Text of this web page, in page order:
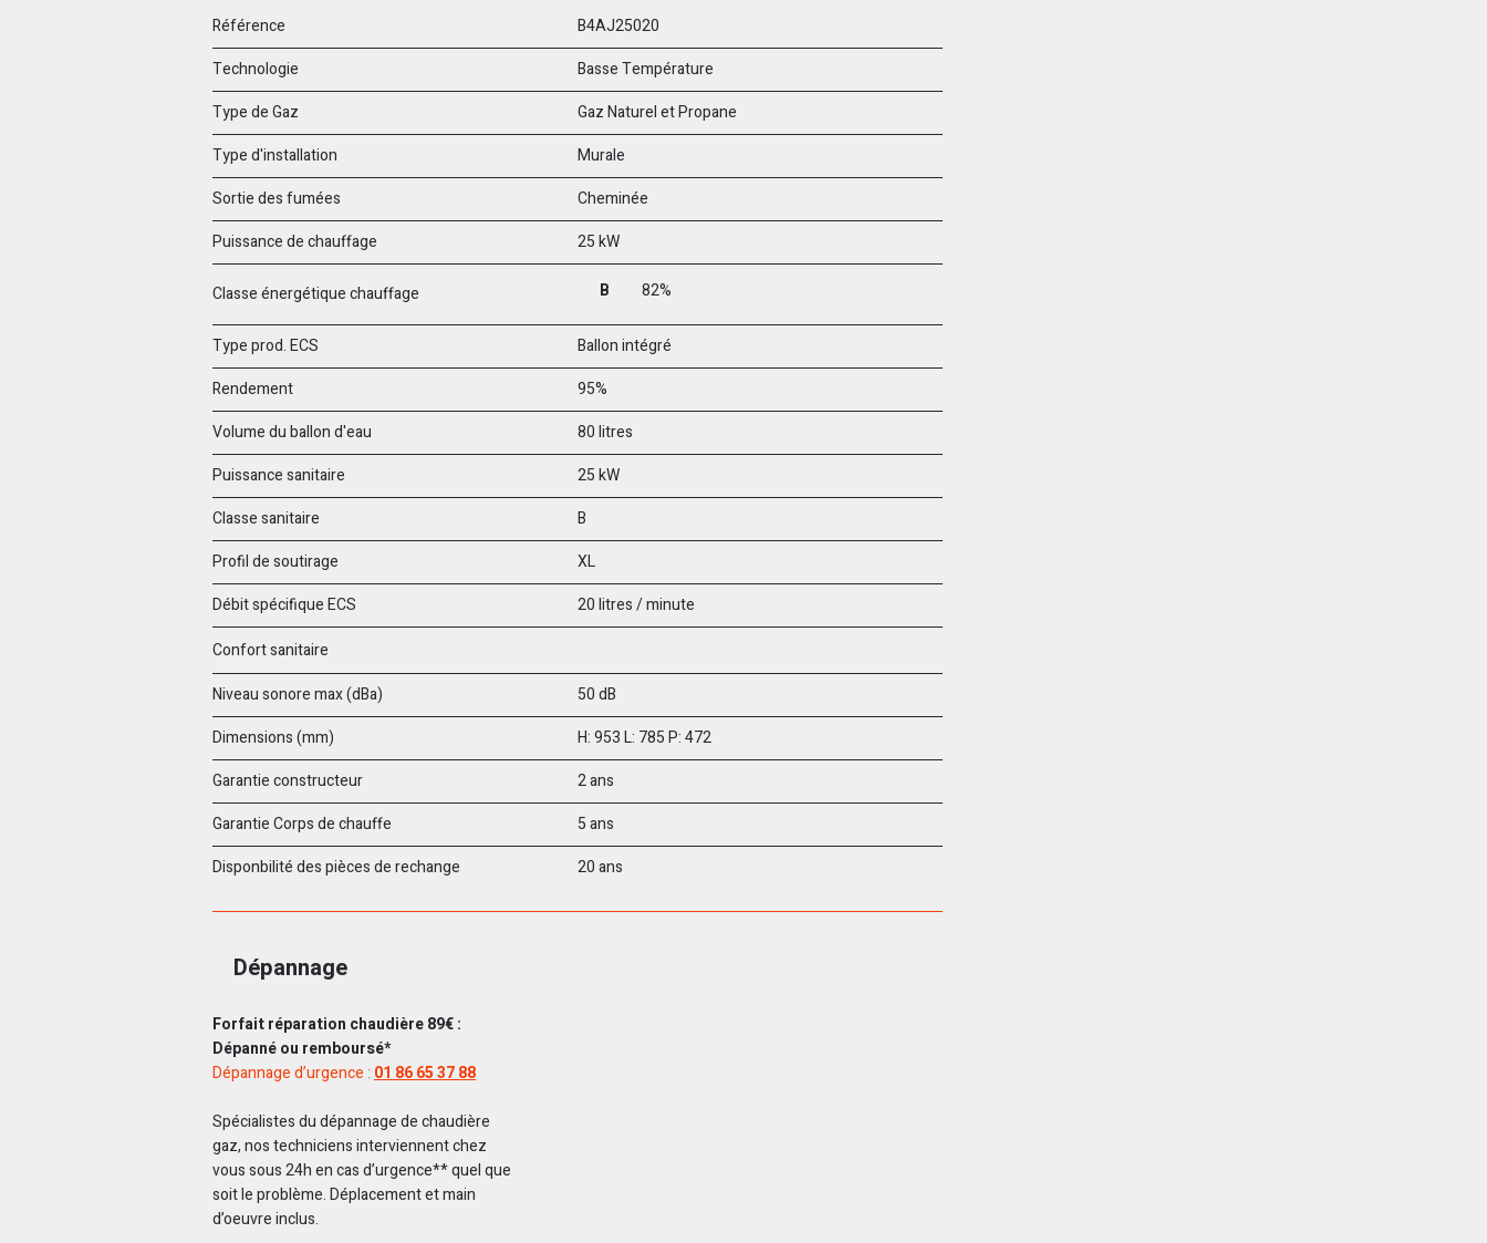
Référence
B4AJ25020
Technologie
Basse Température
Type de Gaz
Gaz Naturel et Propane
Type d'installation
Murale
Sortie des fumées
Cheminée
Puissance de chauffage
25 kW
Classe énergétique chauffage B 82%
Type prod. ECS
Ballon intégré
Rendement
95%
Volume du ballon d'eau
80 litres
Puissance sanitaire
25 kW
Classe sanitaire
B
Profil de soutirage
XL
Débit spécifique ECS
20 litres / minute
Confort sanitaire
Niveau sonore max (dBa)
50 dB
Dimensions (mm)
H: 953 L: 785 P: 472
Garantie constructeur
2 ans
Garantie Corps de chauffe
5 ans
Disponbilité des pièces de rechange
20 ans
Dépannage
Forfait réparation chaudière 89€ :
Dépanné ou remboursé*
Dépannage d’urgence :01 86 65 37 88
Spécialistes du dépannage de chaudière
gaz, nos techniciens interviennent chez
vous sous 24h en cas d’urgence** quel que
soit le problème. Déplacement et main
d’oeuvre inclus.